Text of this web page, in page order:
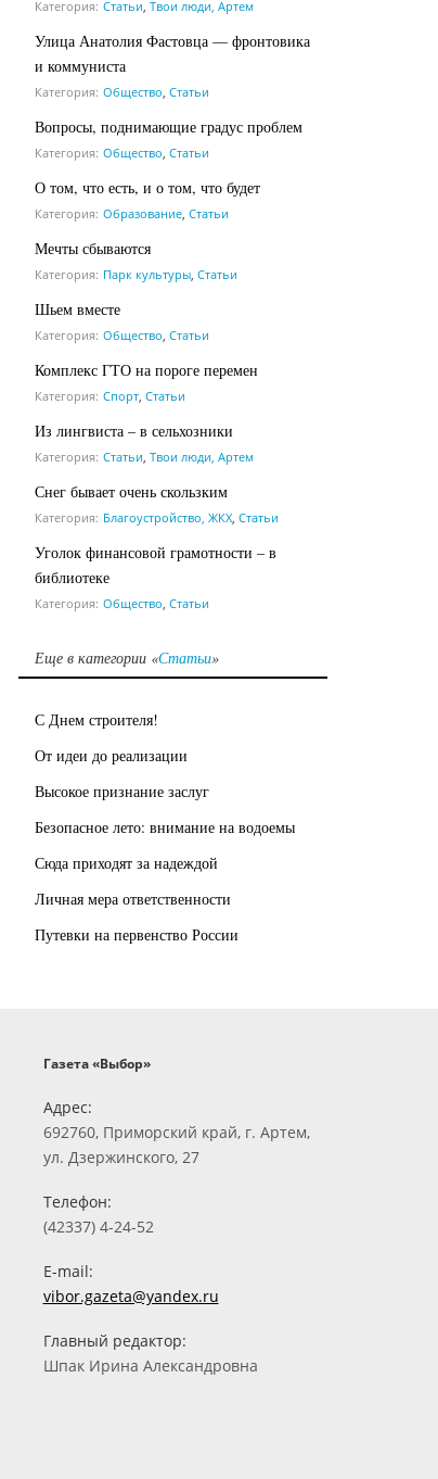
Категория: Статьи Твои люди, Артем
Улица Анатолия Фастовца — фронтовика
и коммуниста
Категория: Общество Статьи
Вопросы, поднимающие градус проблем
Категория: Общество Статьи
О том, что есть, и о том, что будет
Категория: Образование Статьи
Мечты сбываются
Категория: Парк культуры Статьи
Шьем вместе
Категория: Общество Статьи
Комплекс ГТО на пороге перемен
Категория: Спорт Статьи
Из лингвиста – в сельхозники
Категория: Статьи Твои люди, Артем
Снег бывает очень скользким
Категория: Благоустройство, ЖКХ Статьи
Уголок финансовой грамотности – в
библиотеке
Категория: Общество Статьи
Еще в категории «Статьи»
С Днем строителя!
От идеи до реализации
Высокое признание заслуг
Безопасное лето: внимание на водоемы
Сюда приходят за надеждой
Личная мера ответственности
Путевки на первенство России
Газета «Выбор»
Адрес:
692760, Приморский край, г. Артем,
ул. Дзержинского, 27
Телефон:
(42337) 4-24-52
E-mail:
vibor.gazeta@yandex.ru
Главный редактор:
Шпак Ирина Александровна